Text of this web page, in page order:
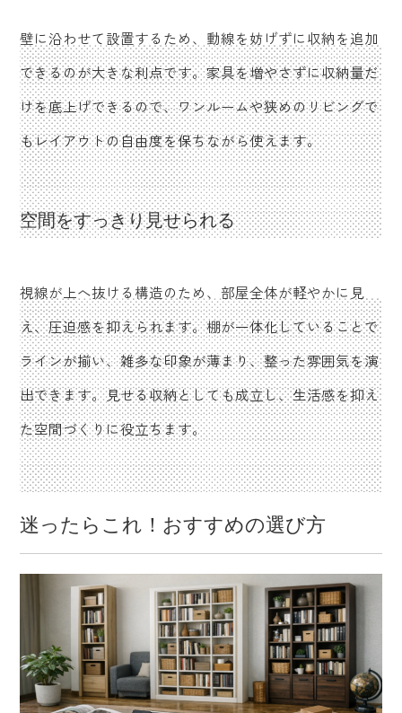
壁に沿わせて設置するため、動線を妨げずに収納を追加
できるのが大きな利点です。家具を増やさずに収納量だ
けを底上げできるので、ワンルームや狭めのリビングで
もレイアウトの自由度を保ちながら使えます。
空間をすっきり見せられる
視線が上へ抜ける構造のため、部屋全体が軽やかに見
え、圧迫感を抑えられます。棚が一体化していることで
ラインが揃い、雑多な印象が薄まり、整った雰囲気を演
出できます。見せる収納としても成立し、生活感を抑え
た空間づくりに役立ちます。
迷ったらこれ！おすすめの選び方